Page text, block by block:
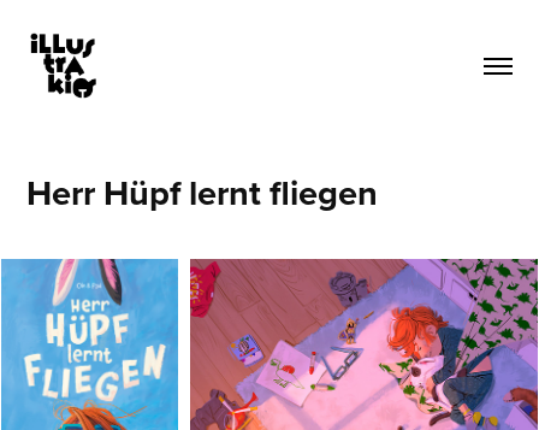
Herr Hüpf lernt fliegen